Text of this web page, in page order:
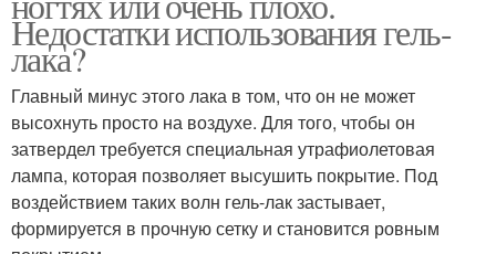
Недостатки использования гель-
лака?
Главный минус этого лака в том, что он не может
высохнуть просто на воздухе. Для того, чтобы он
затвердел требуется специальная утрафиолетовая
лампа, которая позволяет высушить покрытие. Под
воздействием таких волн гель-лак застывает,
формируется в прочную сетку и становится ровным